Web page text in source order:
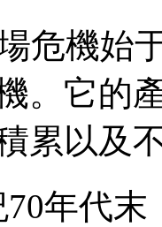
危機始
。它的
累以及
70年代末